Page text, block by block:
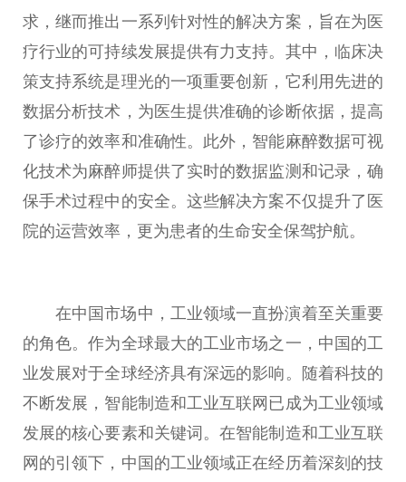
求，继而推出一系列针对性的解决方案，旨在为医
疗行业的可持续发展提供有力支持。其中，临床决
策支持系统是理光的一项重要创新，它利用先进的
数据分析技术，为医生提供准确的诊断依据，提高
了诊疗的效率和准确性。此外，智能麻醉数据可视
化技术为麻醉师提供了实时的数据监测和记录，确
保手术过程中的安全。这些解决方案不仅提升了医
院的运营效率，更为患者的生命安全保驾护航。
在中国市场中，工业领域一直扮演着至关重要
的角色。作为全球最大的工业市场之一， 中国 的工
业发展对于全球经济具有深远的影响。随着科技的
不断发展，智能制造和工业互联网已成为工业领域
发展的核心要素和关键词。在智能制造和工业互联
网的引领下， 中国 的工业领域正在经历着深刻的技